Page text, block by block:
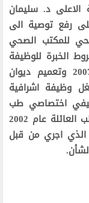
د. سليمان
رفع توصية الى
للمكتب الصحي
الخبرة للوظيفة
المنصوص عليها بالقرار الوزاري رقم 2007/60 وتعميم ديوان
13 ولكونه يشغل وظيفة اشرافية
اختصاصي طب
عائلة وحاصل على شهادة الدكتوراه في طب العائلة عام 2002
اجري من قبل